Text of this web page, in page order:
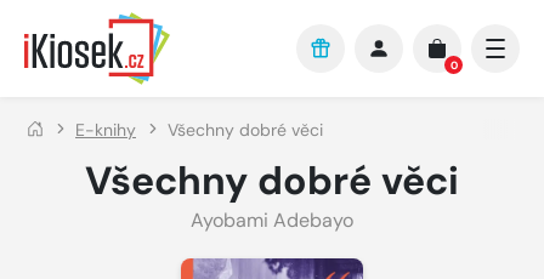
Přejít na hlavní obsah
0
E-knihy Všechny dobré věci
Všechny dobré věci
Ayobami Adebayo